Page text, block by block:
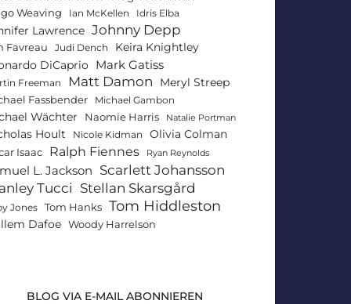
Weaving Ian McKellen Idris Elba
Lawrence Johnny Depp
Favreau Judi Dench
Keira Knightley
DiCaprio
Mark Gatiss
Freeman Matt Damon Meryl Streep
Fassbender Michael Gambon
Wächter Naomie Harris Natalie Portman
Hoult Nicole Kidman Olivia Colman
Isaac Ralph Fiennes Ryan Reynolds
L. Jackson Scarlett Johansson
Tucci Stellan Skarsgård
Jones Tom Hanks Tom Hiddleston
Dafoe Woody Harrelson
BLOG VIA E-MAIL ABONNIEREN